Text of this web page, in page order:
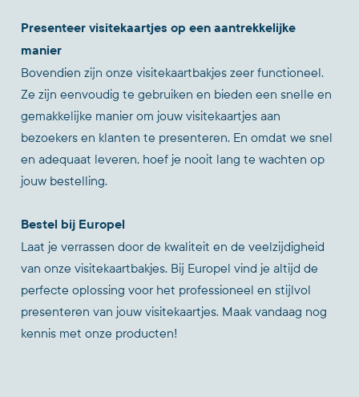
Presenteer visitekaartjes op een aantrekkelijke
manier
Bovendien zijn onze visitekaartbakjes zeer functioneel.
Ze zijn eenvoudig te gebruiken en bieden een snelle en
gemakkelijke manier om jouw visitekaartjes aan
bezoekers en klanten te presenteren. En omdat we snel
en adequaat leveren, hoef je nooit lang te wachten op
jouw bestelling.
Bestel bij Europel
Laat je verrassen door de kwaliteit en de veelzijdigheid
van onze visitekaartbakjes. Bij Europel vind je altijd de
perfecte oplossing voor het professioneel en stijlvol
presenteren van jouw visitekaartjes. Maak vandaag nog
kennis met onze producten!